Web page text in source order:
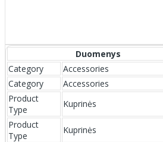
Duomenys
Category
Accessories
Category
Accessories
Product
Type
Kuprinės
Product
Type
Kuprinės